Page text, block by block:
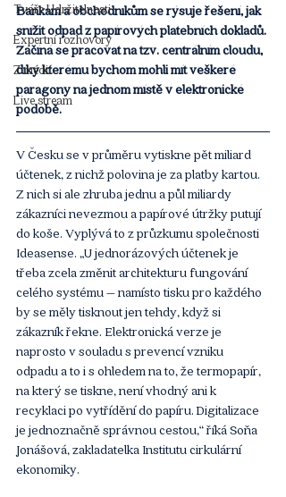
Tváře Udržitelnosti
Expertní rozhovory
Z médií
Live stream
Bankám a obchodníkům se rýsuje řešení, jak
snížit odpad z papírových platebních dokladů.
Začíná se pracovat na tzv. centrálním cloudu,
díky kterému bychom mohli mít veškeré
paragony na jednom místě v elektronické
podobě.
V Česku se v průměru vytiskne pět miliard
účtenek, z nichž polovina je za platby kartou.
Z nich si ale zhruba jednu a půl miliardy
zákazníci nevezmou a papírové útržky putují
do koše. Vyplývá to z průzkumu společnosti
Ideasense. „U jednorázových účtenek je
třeba zcela změnit architekturu fungování
celého systému – namísto tisku pro každého
by se měly tisknout jen tehdy, když si
zákazník řekne. Elektronická verze je
naprosto v souladu s prevencí vzniku
odpadu a to i s ohledem na to, že termopapír,
na který se tiskne, není vhodný ani k
recyklaci po vytřídění do papíru. Digitalizace
je jednoznačně správnou cestou,“ říká Soňa
Jonášová, zakladatelka Institutu cirkulární
ekonomiky.